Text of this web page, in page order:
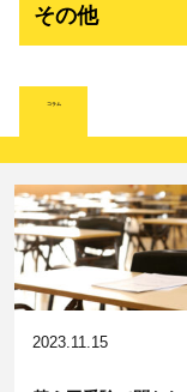
逮捕・
略取・
強姦・
淫行・
公然わ
恐喝
横領
麻薬及
危険ド
無免許
その他
放火・
犯罪収
ストー
コラム
2023.11.15